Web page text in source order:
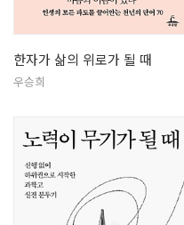
한자가 삶의 위로가 될 때
우승희